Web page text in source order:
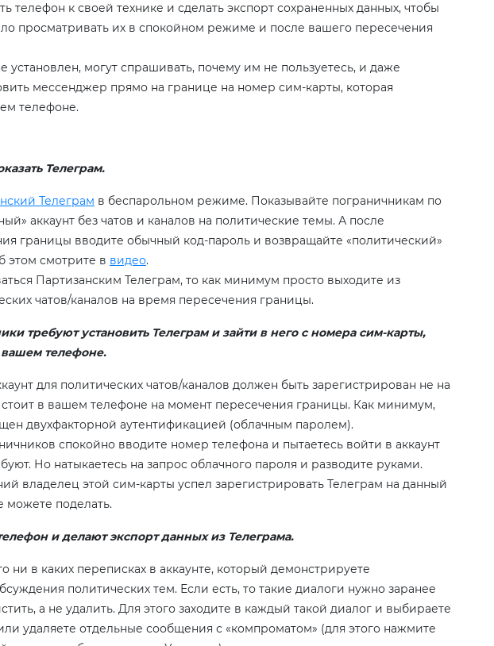
телефон к своей технике и сделать экспорт сохраненных данных, чтобы
просматривать их в спокойном режиме и после вашего пересечения
установлен, могут спрашивать, почему им не пользуетесь, и даже
мессенджер прямо на границе на номер сим-карты, которая
телефоне.
Телеграм.
Телеграм в беспарольном режиме. Показывайте пограничникам по
аккаунт без чатов и каналов на политические темы. А после
границы вводите обычный код-пароль и возвращайте «политический»
этом смотрите в видео.
Партизанским Телеграм, то как минимум просто выходите из
чатов/каналов на время пересечения границы.
требуют установить Телеграм и зайти в него с номера сим-карты,
вашем телефоне.
для политических чатов/каналов должен быть зарегистрирован не на
стоит в вашем телефоне на момент пересечения границы. Как минимум,
двухфакторной аутентификацией (облачным паролем).
спокойно вводите номер телефона и пытаетесь войти в аккаунт
Но натыкаетесь на запрос облачного пароля и разводите руками.
владелец этой сим-карты успел зарегистрировать Телеграм на данный
можете поделать.
и делают экспорт данных из Телеграма.
ни в каких переписках в аккаунте, который демонстрируете
политических тем. Если есть, то такие диалоги нужно заранее
а не удалить. Для этого заходите в каждый такой диалог и выбираете
удаляете отдельные сообщения с «компроматом» (для этого нажмите